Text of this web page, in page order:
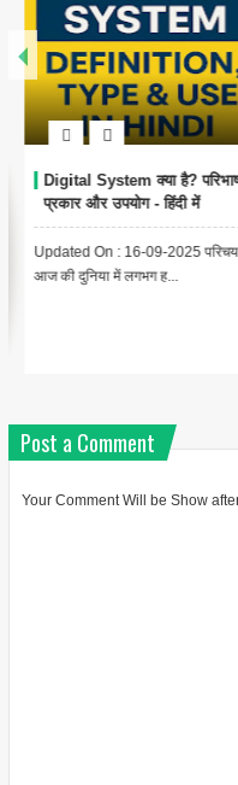
Encoding Meaning in Hindi
एन्कोडिंग का मतलब और उपयोग
Updated On : 13-09-2025
Encoding Meaning in Hindi |
Post a Comment
Your Comment Will be Show